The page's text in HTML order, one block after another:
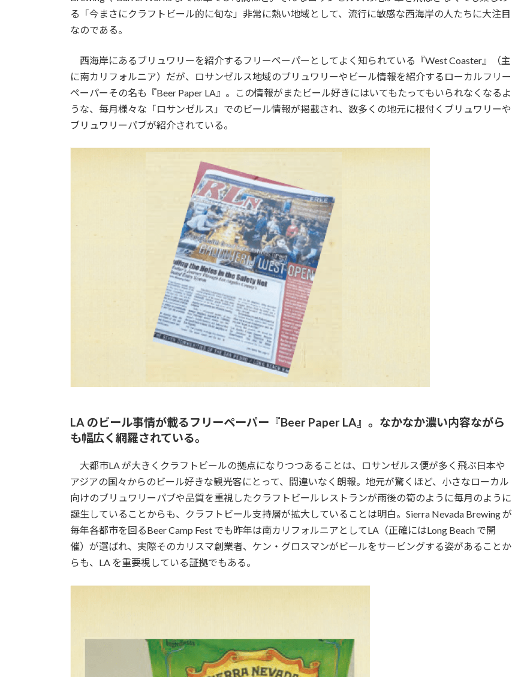
る「今まさにクラフトビール的に旬な」非常に熱い地域として、流行に敏感な西海岸の人たちに大注目
なのである。
西海岸にあるブリュワリーを紹介するフリーペーパーとしてよく知られている『West Coaster』（主
に南カリフォルニア）だが、ロサンゼルス地域のブリュワリーやビール情報を紹介するローカルフリー
ペーパーその名も『Beer Paper LA』。この情報がまたビール好きにはいてもたってもいられなくなるよ
うな、毎月様々な「ロサンゼルス」でのビール情報が掲載され、数多くの地元に根付くブリュワリーや
ブリュワリーパブが紹介されている。
LA のビール事情が載るフリーペーパー『Beer Paper LA』。なかなか濃い内容ながら
も幅広く網羅されている。
大都市LA が大きくクラフトビールの拠点になりつつあることは、ロサンゼルス便が多く飛ぶ日本や
アジアの国々からのビール好きな観光客にとって、間違いなく朗報。地元が驚くほど、小さなローカル
向けのブリュワリーパブや品質を重視したクラフトビールレストランが雨後の筍のように毎月のように
誕生していることからも、クラフトビール支持層が拡大していることは明白。Sierra Nevada Brewing が
毎年各都市を回るBeer Camp Fest でも昨年は南カリフォルニアとしてLA（正確にはLong Beach で開
催）が選ばれ、実際そのカリスマ創業者、ケン・グロスマンがビールをサービングする姿があることか
らも、LA を重要視している証拠でもある。